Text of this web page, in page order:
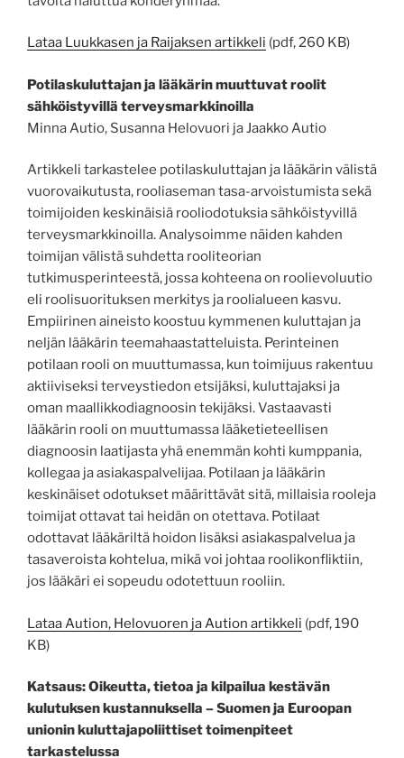
Lataa Luukkasen ja Raijaksen artikkeli (pdf, 260 KB)
Potilaskuluttajan ja lääkärin muuttuvat roolit
sähköistyvillä terveysmarkkinoilla
Minna Autio, Susanna Helovuori ja Jaakko Autio
Artikkeli tarkastelee potilaskuluttajan ja lääkärin välistä
vuorovaikutusta, rooliaseman tasa-arvoistumista sekä
toimijoiden keskinäisiä rooliodotuksia sähköistyvillä
terveysmarkkinoilla. Analysoimme näiden kahden
toimijan välistä suhdetta rooliteorian
tutkimusperinteestä, jossa kohteena on roolievoluutio
eli roolisuorituksen merkitys ja roolialueen kasvu.
Empiirinen aineisto koostuu kymmenen kuluttajan ja
neljän lääkärin teemahaastatteluista. Perinteinen
potilaan rooli on muuttumassa, kun toimijuus rakentuu
aktiiviseksi terveystiedon etsijäksi, kuluttajaksi ja
oman maallikkodiagnoosin tekijäksi. Vastaavasti
lääkärin rooli on muuttumassa lääketieteellisen
diagnoosin laatijasta yhä enemmän kohti kumppania,
kollegaa ja asiakaspalvelijaa. Potilaan ja lääkärin
keskinäiset odotukset määrittävät sitä, millaisia rooleja
toimijat ottavat tai heidän on otettava. Potilaat
odottavat lääkäriltä hoidon lisäksi asiakaspalvelua ja
tasaveroista kohtelua, mikä voi johtaa roolikonfliktiin,
jos lääkäri ei sopeudu odotettuun rooliin.
Lataa Aution, Helovuoren ja Aution artikkeli (pdf, 190
KB)
Katsaus: Oikeutta, tietoa ja kilpailua kestävän
kulutuksen kustannuksella – Suomen ja Euroopan
unionin kuluttajapoliittiset toimenpiteet
tarkastelussa